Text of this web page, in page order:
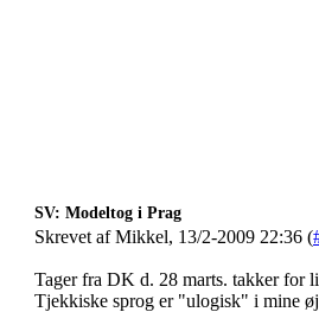
SV: Modeltog i Prag
Skrevet af Mikkel, 13/2-2009 22:36 (
Tager fra DK d. 28 marts. takker for
Tjekkiske sprog er "ulogisk" i mine